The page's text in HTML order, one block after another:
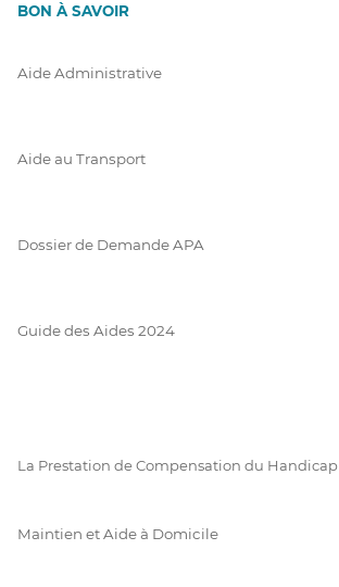
BON À SAVOIR
Aide Administrative
Aide au Transport
Dossier de Demande APA
Guide des Aides 2024
La Prestation de Compensation du Handicap
Maintien et Aide à Domicile